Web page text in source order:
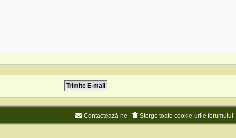
Şterge toate cookie-urile forumului
Contactează-ne